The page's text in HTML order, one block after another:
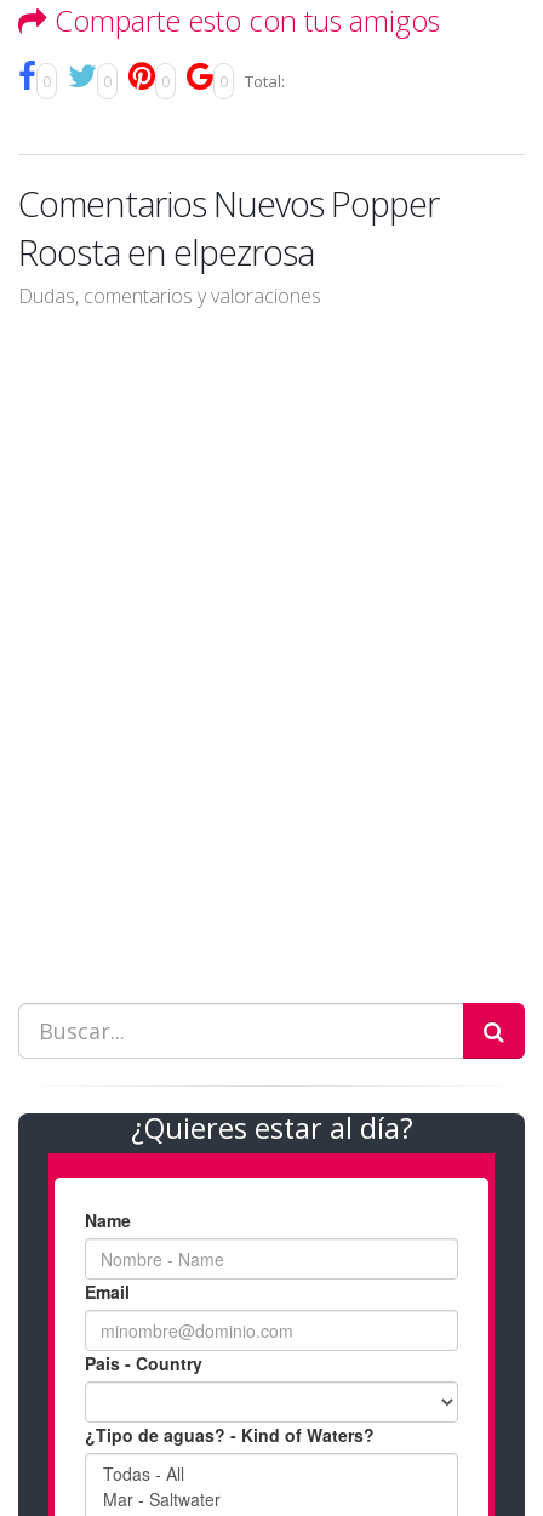
Comparte esto con tus amigos
0 0 0 0 Total:
Comentarios Nuevos Popper
Roosta en elpezrosa
Dudas, comentarios y valoraciones
¿Quieres estar al día?